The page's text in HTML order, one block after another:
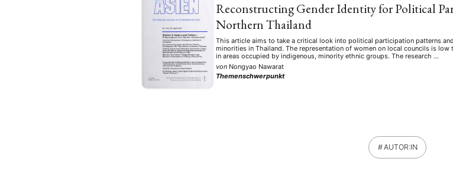
Reconstructing Gender Identity for Political
Northern Thailand
This article aims to take a critical look into political participation patterns
minorities in Thailand. The representation of women on local councils is
in areas occupied by indigenous, minority ethnic groups. The research …
von Nongyao Nawarat
Themenschwerpunkt
AUTOR:IN